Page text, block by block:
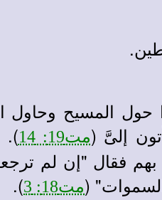
المسيح وحاول
إلىَّ (مت19: 14
).
فقال "إن لم
(مت18: 3
).